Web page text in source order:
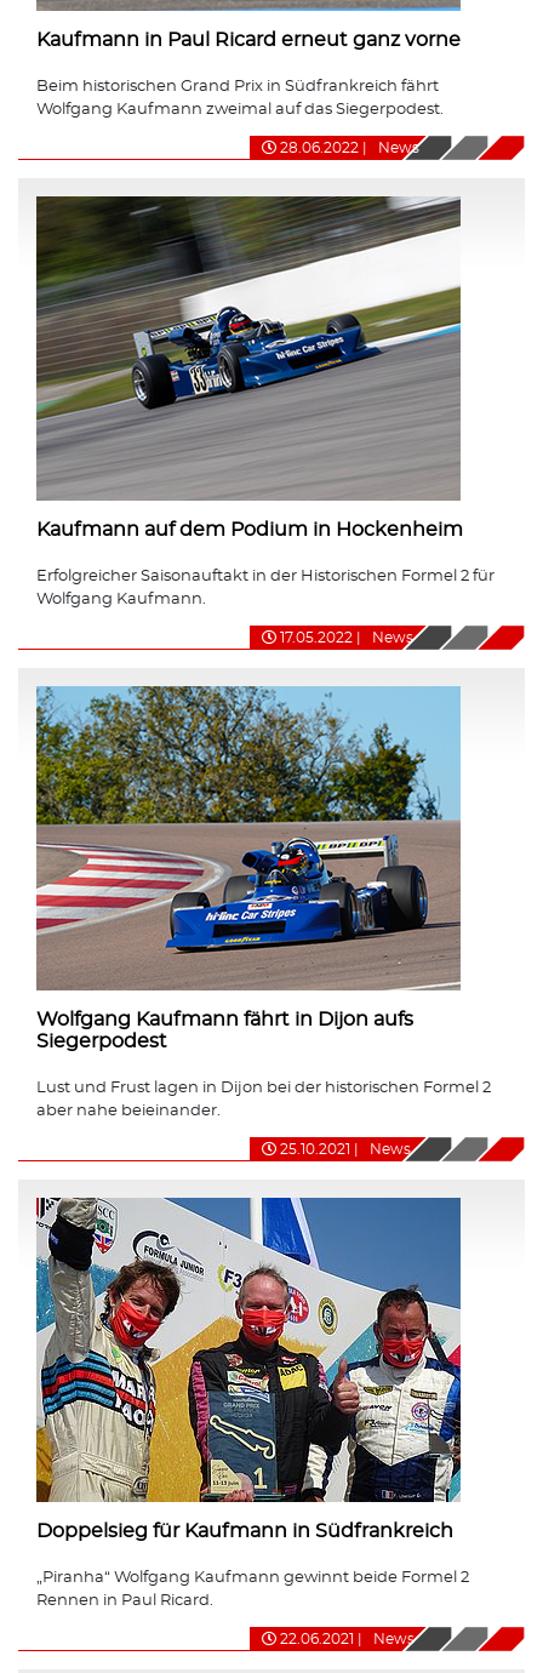
Kaufmann in Paul Ricard erneut ganz vorne
Beim historischen Grand Prix in Südfrankreich fährt
Wolfgang Kaufmann zweimal auf das Siegerpodest.
28.06.2022 News
Kaufmann auf dem Podium in Hockenheim
Erfolgreicher Saisonauftakt in der Historischen Formel 2 für
Wolfgang Kaufmann.
17.05.2022 News
Wolfgang Kaufmann fährt in Dijon aufs
Siegerpodest
Lust und Frust lagen in Dijon bei der historischen Formel 2
aber nahe beieinander.
25.10.2021 News
Doppelsieg für Kaufmann in Südfrankreich
„Piranha“ Wolfgang Kaufmann gewinnt beide Formel 2
Rennen in Paul Ricard.
22.06.2021 News